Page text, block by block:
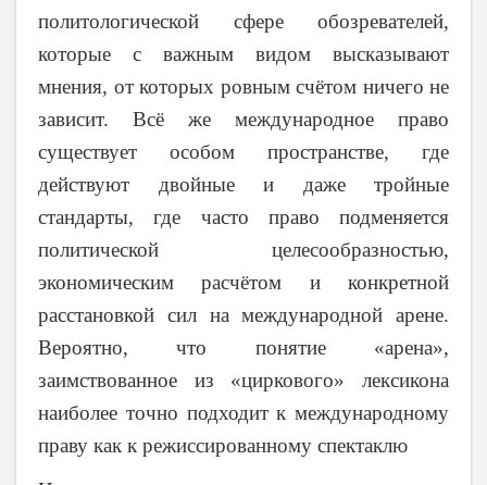
политологической сфере обозревателей,
которые с важным видом высказывают
мнения, от которых ровным счётом ничего не
зависит. Всё же международное право
существует особом пространстве, где
действуют двойные и даже тройные
стандарты, где часто право подменяется
политической целесообразностью,
экономическим расчётом и конкретной
расстановкой сил на международной арене.
Вероятно, что понятие «арена»,
заимствованное из «циркового» лексикона
наиболее точно подходит к международному
праву как к режиссированному спектаклю